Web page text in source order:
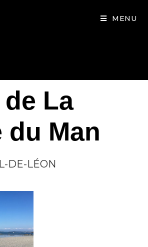
MENU
La
du Man
DE-LÉON
panel